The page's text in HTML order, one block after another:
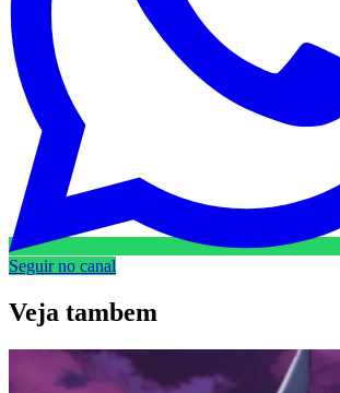
Seguir no canal
Veja tambem